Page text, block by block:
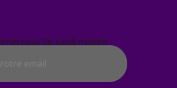
(le lundi matin)